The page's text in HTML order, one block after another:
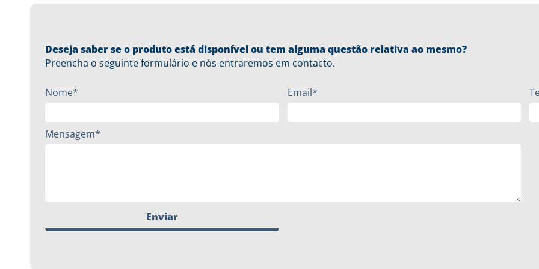
Deseja saber se o produto está disponível ou tem alguma questão relativa ao mesmo?
Preencha o seguinte formulário e nós entraremos em contacto.
Nome* Email*
Mensagem*
Enviar